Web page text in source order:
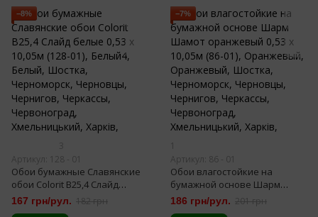
−8%
3
Артикул: 128 - 01
Обои бумажные Славянские
обои Colorit В25,4 Слайд
белые 0,53 х 10,05м (128-01)
167 грн/рул. 182 грн
−7%
Артикул: 86 - 01
Обои влагостойкие на
бумажной основе Шарм
Шамот оранжевый 0,53 х
10,05м (86-01)
186 грн/рул. 201 грн